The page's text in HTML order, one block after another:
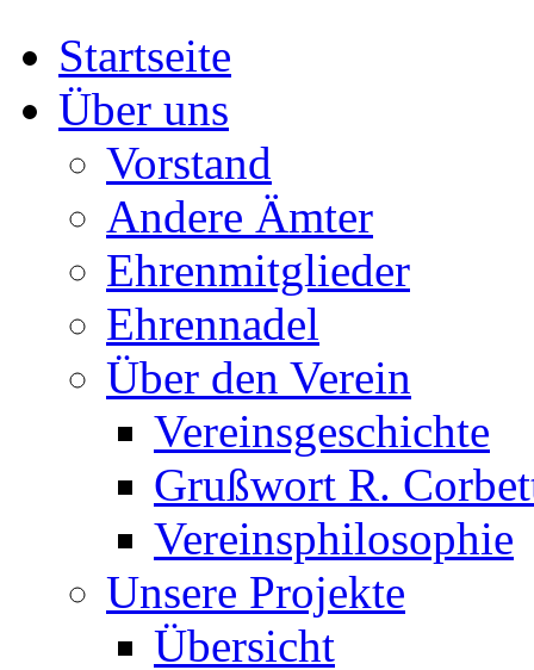
Startseite
Über uns
Vorstand
Andere Ämter
Ehrenmitglieder
Ehrennadel
Über den Verein
Vereinsgeschichte
Grußwort R.
Vereinsphilosophie
Unsere Projekte
Übersicht